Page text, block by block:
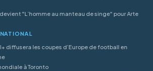
"L’homme au manteau de singe" pour Arte
diffusera les coupes d’Europe de football en
à Toronto